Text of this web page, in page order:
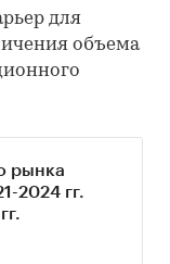
для
объема
рынка
2024 гг.